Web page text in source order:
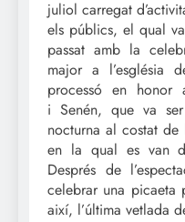
juliol carregat
els públics, el qual
passat amb la
major a l’església
processó en
i Senén, que va
nocturna al costat
en la qual es van
Després de
celebrar una picaeta
així, l’última vetlada